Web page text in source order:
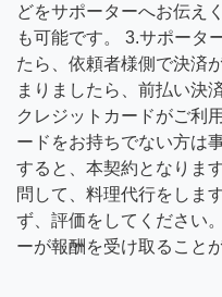
どをサポーターへお伝え
も可能です。 3.サポータ
たら、依頼者様側で決済
まりましたら、前払い決
クレジットカードがご利
ードをお持ちでない方は
すると、本契約となりま
問して、料理代行をしま
ず、評価をしてください
ーが報酬を受け取ること